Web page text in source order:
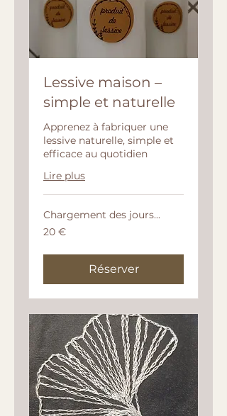
Lessive maison –
simple et naturelle
Apprenez à fabriquer une
lessive naturelle, simple et
efficace au quotidien
Lire plus
Chargement des jours...
20
euros
20 €
Réserver